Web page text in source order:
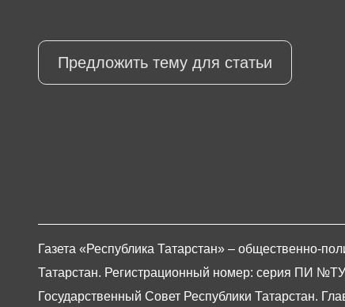
Предложить тему для статьи
Газета «Республика Татарстан» – общественно-
Татарстан. Регистрационный номер: серия ПИ
Государственный Совет Республики Татарстан.